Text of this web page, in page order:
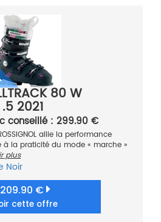
80 W
2021
conseillé : 299.90 €
allie la performance
à la praticité du mode « marche »
plus
Noir
209.90 €
cette offre